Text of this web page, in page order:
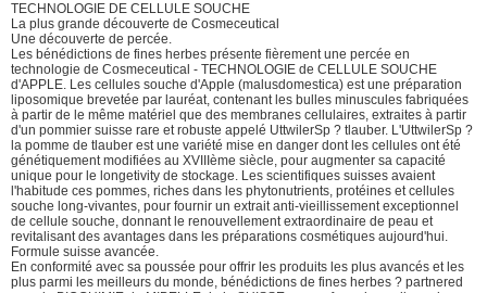
TECHNOLOGIE DE CELLULE SOUCHE
La plus grande découverte de Cosmeceutical
Une découverte de percée.
Les bénédictions de fines herbes présente fièrement une percée en
technologie de Cosmeceutical - TECHNOLOGIE de CELLULE SOUCHE
d'APPLE. Les cellules souche d'Apple (malusdomestica) est une préparation
liposomique brevetée par lauréat, contenant les bulles minuscules fabriquées
à partir de le même matériel que des membranes cellulaires, extraites à partir
d'un pommier suisse rare et robuste appelé UttwilerSp ? tlauber. L'UttwilerSp ?
la pomme de tlauber est une variété mise en danger dont les cellules ont été
génétiquement modifiées au XVIIIème siècle, pour augmenter sa capacité
unique pour le longetivity de stockage. Les scientifiques suisses avaient
l'habitude ces pommes, riches dans les phytonutrients, protéines et cellules
souche long-vivantes, pour fournir un extrait anti-vieillissement exceptionnel
de cellule souche, donnant le renouvellement extraordinaire de peau et
revitalisant des avantages dans les préparations cosmétiques aujourd'hui.
Formule suisse avancée.
En conformité avec sa poussée pour offrir les produits les plus avancés et les
plus parmi les meilleurs du monde, bénédictions de fines herbes ? partnered